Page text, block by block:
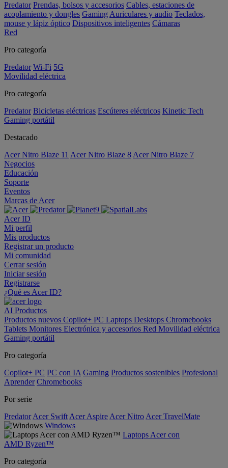
Predator Prendas, bolsos y accesorios Cables, estaciones de
acoplamiento y dongles Gaming Auriculares y audio Teclados,
mouse y lápiz óptico Dispositivos inteligentes Cámaras
Red
Pro categoría
Predator Wi-Fi 5G
Movilidad eléctrica
Pro categoría
Predator Bicicletas eléctricas Escúteres eléctricos Kinetic Tech
Gaming portátil
Destacado
Acer Nitro Blaze 11 Acer Nitro Blaze 8 Acer Nitro Blaze 7
Negocios
Educación
Soporte
Eventos
Marcas de Acer
Acer ID
Mi perfil
Mis productos
Registrar un producto
Mi comunidad
Cerrar sesión
Iniciar sesión
Registrarse
¿Qué es Acer ID?
AI Productos
Productos nuevos Copilot+ PC Laptops Desktops Chromebooks
Tablets Monitores Electrónica y accesorios Red Movilidad eléctrica
Gaming portátil
Pro categoría
Copilot+ PC PC con IA Gaming Productos sostenibles Profesional
Aprender Chromebooks
Por serie
Predator Acer Swift Acer Aspire Acer Nitro Acer TravelMate
Windows
Laptops Acer con
AMD Ryzen™
Pro categoría